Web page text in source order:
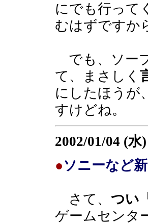
にでも行って
むはずですか
でも、ソー
て、まさしく
にしたほうが
すけどね。
2002/01/04 (水)
●ソニーなど
さて、 つい
ゲームセンタ